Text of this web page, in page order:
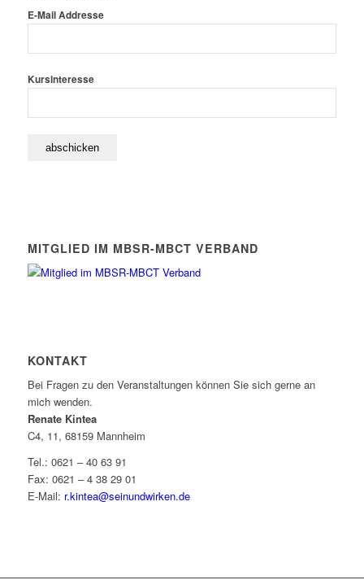
E-Mail Addresse
Kursinteresse
MITGLIED IM MBSR-MBCT VERBAND
KONTAKT
Bei Fragen zu den Veranstaltungen können Sie sich gerne an
mich wenden.
Renate Kintea
C4, 11, 68159 Mannheim
Tel.: 0621 – 40 63 91
Fax: 0621 – 4 38 29 01
E-Mail: r.kintea@seinundwirken.de